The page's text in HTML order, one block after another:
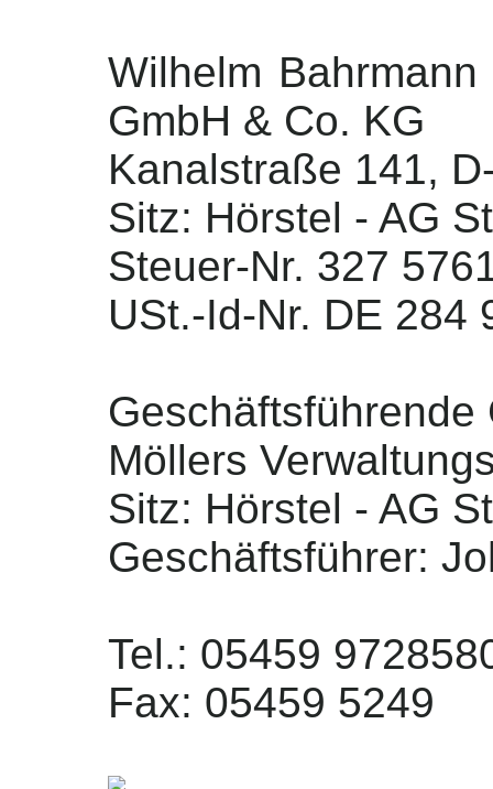
Wilhelm
GmbH & Co. KG
Kanalstraße 141,
Sitz: Hörstel - AG
Steuer-Nr. 327
USt.-Id-Nr. DE 284
Möllers
Sitz: Hörstel - AG
Geschäftsführer:
Tel.: 05459
Fax: 05459 5249